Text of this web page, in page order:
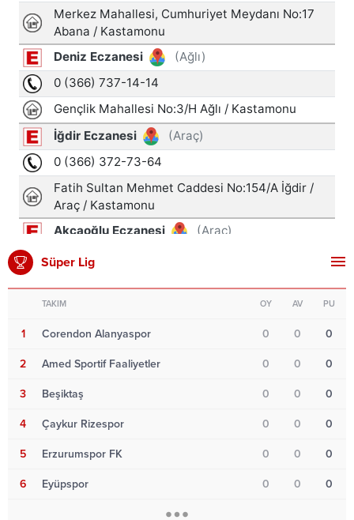
Süper Lig
TAKIM OY AV PU
1 Corendon Alanyaspor 0 0 0
2 Amed Sportif Faaliyetler 0 0 0
3 Beşiktaş 0 0 0
4 Çaykur Rizespor 0 0 0
5 Erzurumspor FK 0 0 0
6 Eyüpspor 0 0 0